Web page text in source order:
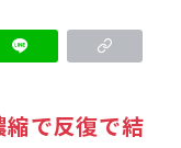
で反復で結